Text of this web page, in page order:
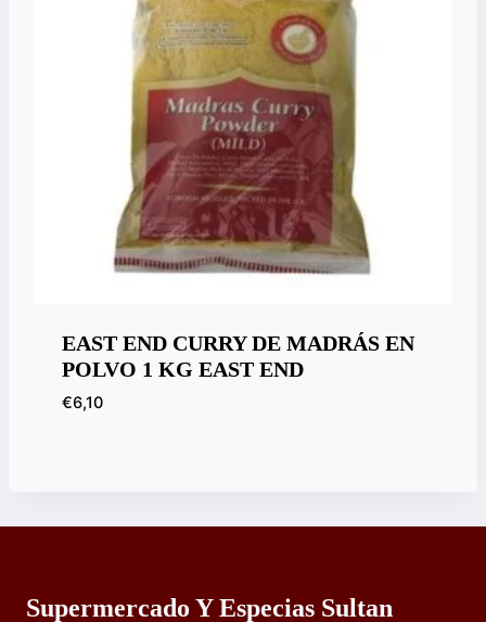
EAST END CURRY DE MADRÁS EN
POLVO 1 KG EAST END
€6,10
Supermercado Y Especias Sultan